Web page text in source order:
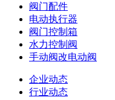
阀门配件
电动执行器
阀门控制箱
水力控制阀
手动阀改电动阀
企业动态
行业动态